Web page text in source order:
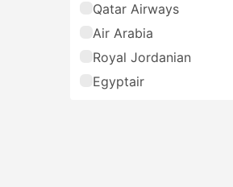
Qatar Airways
Air Arabia
Royal Jordanian
Egyptair